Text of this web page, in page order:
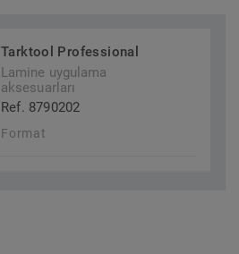
Tarktool Professional
Lamine uygulama
aksesuarları
Ref. 8790202
Format